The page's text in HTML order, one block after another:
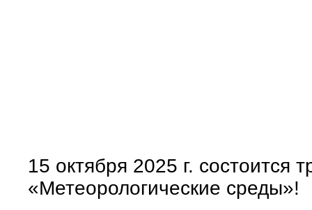
15 октября 2025 г. состоится
«Метеорологические среды»!